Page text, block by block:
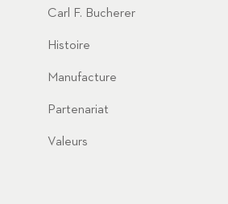
Carl F. Bucherer
Histoire
Manufacture
Partenariat
Valeurs